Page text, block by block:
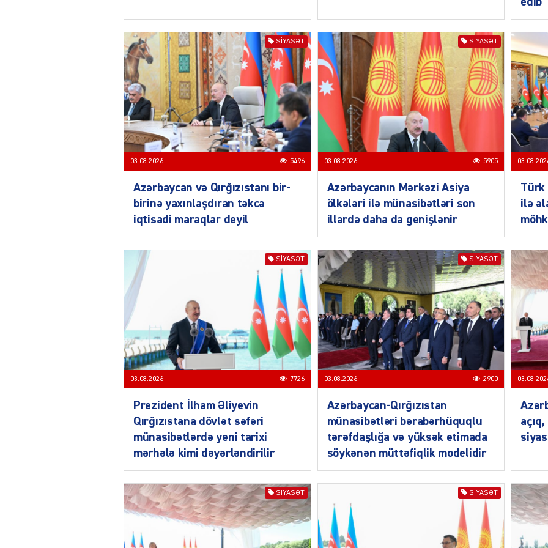
SIYASƏT
SIYASƏT
03.08.2026 5496
Azərbaycan və Qırğızıstanı bir-
birinə yaxınlaşdıran təkcə
iqtisadi maraqlar deyil
SIYASƏT
03.08.2026 5905
Azərbaycanın Mərkəzi Asiya
ölkələri ilə münasibətləri son
illərdə daha da genişlənir
Türk
ilə
SIYASƏT
03.08.2026 7726
Prezident İlham Əliyevin
Qırğızıstana dövlət səfəri
münasibətlərdə yeni tarixi
mərhələ kimi dəyərləndirilir
SIYASƏT
03.08.2026 2900
Azərbaycan-Qırğızıstan
münasibətləri bərabərhüquqlu
tərəfdaşlığa və yüksək etimada
söykənən müttəfiqlik modelidir
SIYASƏT SIYASƏT